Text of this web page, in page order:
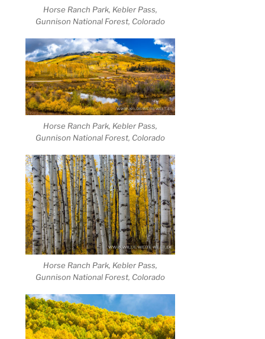
Horse Ranch Park, Kebler Pass,
Gunnison National Forest, Colorado
Horse Ranch Park, Kebler Pass,
Gunnison National Forest, Colorado
Horse Ranch Park, Kebler Pass,
Gunnison National Forest, Colorado